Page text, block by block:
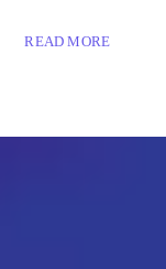
READ MORE